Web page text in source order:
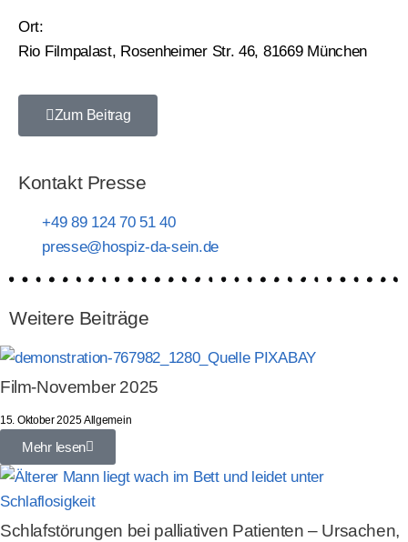
Ort:
Rio Filmpalast, Rosenheimer Str. 46, 81669 München
Zum Beitrag
Kontakt Presse
+49 89 124 70 51 40
presse@hospiz-da-sein.de
Weitere Beiträge
Film-November 2025
15. Oktober 2025Allgemein
Mehr lesen
Schlafstörungen bei palliativen Patienten – Ursachen,